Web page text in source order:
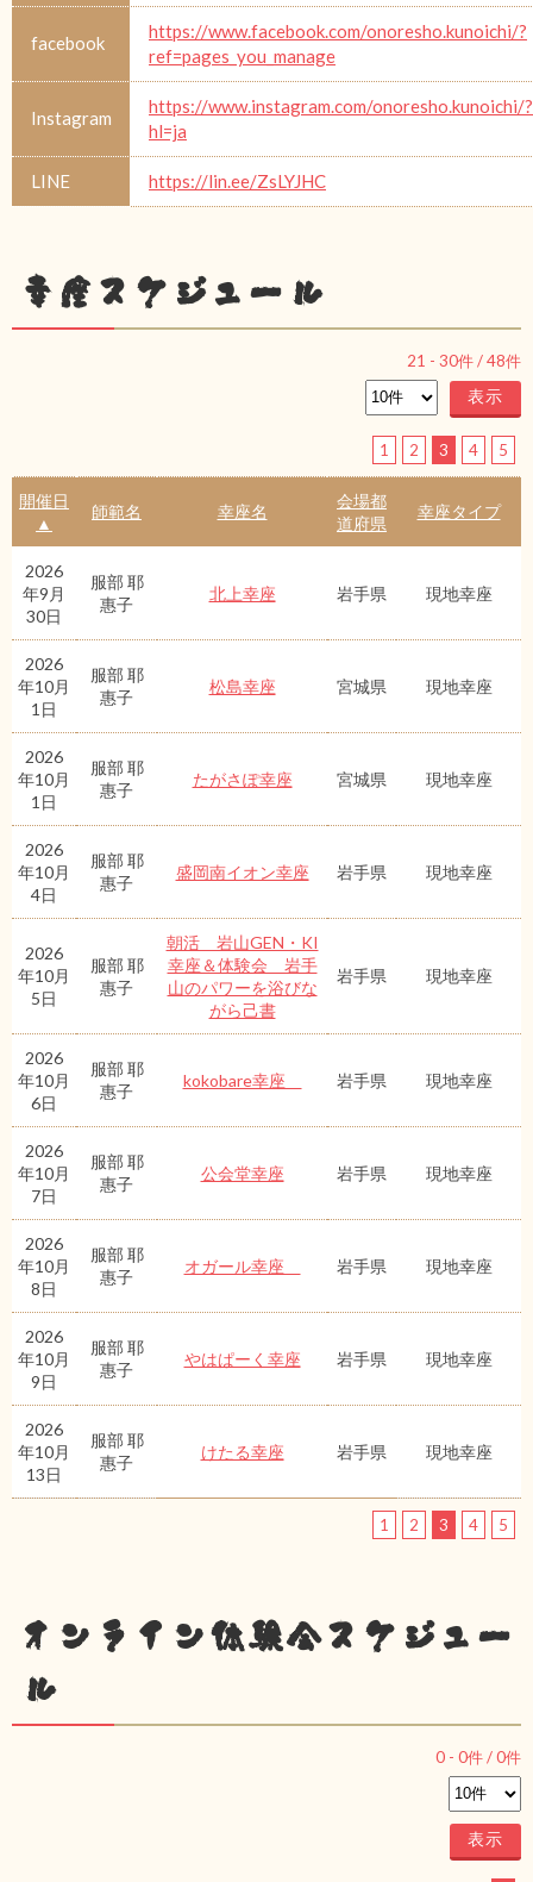
facebook
https://www.facebook.com/onoresho.kunoichi/?
ref=pages_you_manage
Instagram
https://www.instagram.com/onoresho.kunoichi/?
hl=ja
LINE https://lin.ee/ZsLYJHC
幸座スケジュール
21 - 30件 /48件
1 2 3 4 5
開催日
▲
師範名 幸座名
会場都
道府県
幸座タイプ
2026
年9月
30日
服部 耶
惠子
北上幸座 岩手県 現地幸座
2026
年10月
1日
服部 耶
惠子
松島幸座 宮城県 現地幸座
2026
年10月
1日
服部 耶
惠子
たがさぽ幸座 宮城県 現地幸座
2026
年10月
4日
服部 耶
惠子
盛岡南イオン幸座 岩手県 現地幸座
2026
年10月
5日
服部 耶
惠子
朝活 岩山GEN・KI
幸座＆体験会 岩手
山のパワーを浴びな
がら己書
岩手県 現地幸座
2026
年10月
6日
服部 耶
惠子
kokobare幸座 岩手県 現地幸座
2026
年10月
7日
服部 耶
惠子
公会堂幸座 岩手県 現地幸座
2026
年10月
8日
服部 耶
惠子
オガール幸座 岩手県 現地幸座
2026
年10月
9日
服部 耶
惠子
やはぱーく幸座 岩手県 現地幸座
2026
年10月
13日
服部 耶
惠子
けたる幸座 岩手県 現地幸座
1 2 3 4 5
オンライン体験会スケジュー
ル
0 - 0件 /0件